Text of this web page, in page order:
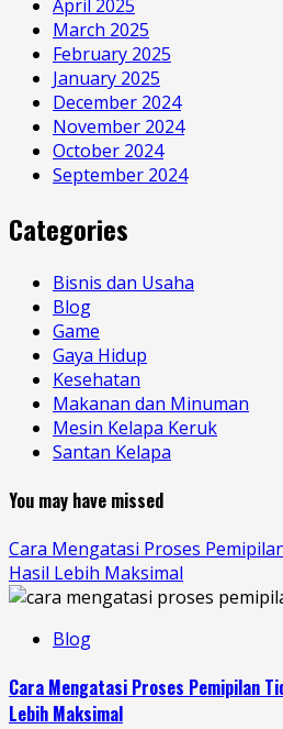
April 2025
March 2025
February 2025
January 2025
December 2024
November 2024
October 2024
September 2024
Categories
Bisnis dan Usaha
Blog
Game
Gaya Hidup
Kesehatan
Makanan dan Minuman
Mesin Kelapa Keruk
Santan Kelapa
You may have missed
Cara Mengatasi Proses
Hasil Lebih Maksimal
Blog
Cara Mengatasi Proses Pemipilan
Lebih Maksimal